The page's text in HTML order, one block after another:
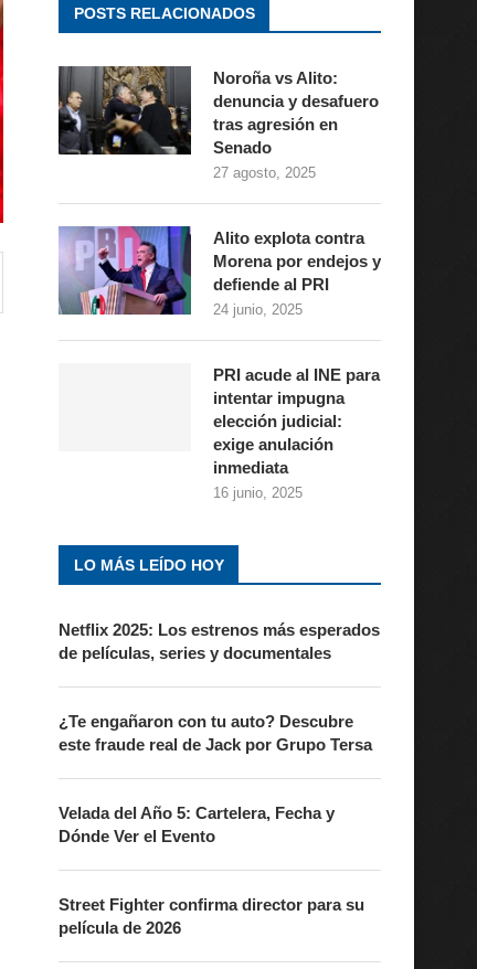
POSTS RELACIONADOS
Noroña vs Alito:
denuncia y desafuero
tras agresión en
Senado
27 agosto, 2025
Alito explota contra
Morena por endejos y
defiende al PRI
24 junio, 2025
PRI acude al INE para
intentar impugna
elección judicial:
exige anulación
inmediata
16 junio, 2025
LO MÁS LEÍDO HOY
Netflix 2025: Los estrenos más esperados
de películas, series y documentales
¿Te engañaron con tu auto? Descubre
este fraude real de Jack por Grupo Tersa
Velada del Año 5: Cartelera, Fecha y
Dónde Ver el Evento
Street Fighter confirma director para su
película de 2026